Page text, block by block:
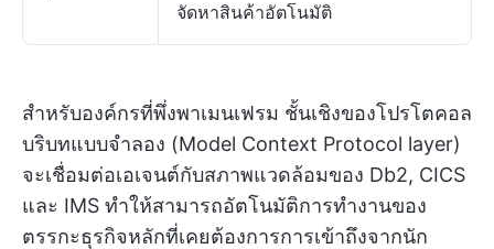
จัดหาสินค้าอัตโนมัติ
สำหรับองค์กรที่พึ่งพาเมนเฟรม ชั้นเชิงของโปรโตคอล
บริบทแบบจำลอง (Model Context Protocol layer)
จะเชื่อมต่อเอเจนต์กับสภาพแวดล้อมของ Db2, CICS
และ IMS ทำให้สามารถอัตโนมัติการทำงานของ
ตรรกะธุรกิจหลักที่เคยต้องการการเข้าถึงจากนัก